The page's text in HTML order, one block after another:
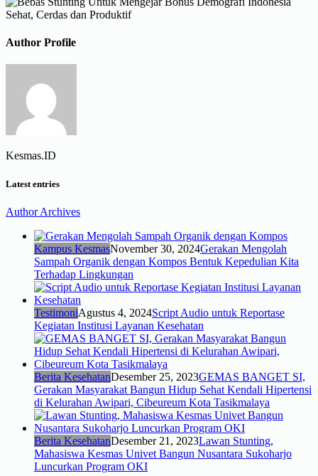
Author Profile
Kesmas.ID
Latest entries
Author Archives
Kampus KesmasNovember 30, 2024Gerakan Mengolah
Sampah Organik dengan Kompos Bentuk Kepedulian Kita
Terhadap Lingkungan
TestimoniAgustus 4, 2024Script Audio untuk Reportase
Kegiatan Institusi Layanan Kesehatan
Berita KesehatanDesember 25, 2023GEMAS BANGET SI,
Gerakan Masyarakat Bangun Hidup Sehat Kendali Hipertensi
di Kelurahan Awipari, Cibeureum Kota Tasikmalaya
Berita KesehatanDesember 21, 2023Lawan Stunting,
Mahasiswa Kesmas Univet Bangun Nusantara Sukoharjo
Luncurkan Program OKI